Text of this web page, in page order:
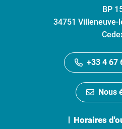
BP
34751 Villeneuve-
+33 4 67
Nous
Horaires